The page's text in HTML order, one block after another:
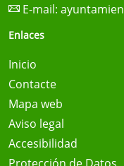
E-mail:
Enlaces
Inicio
Contacte
Mapa web
Aviso legal
Accesibilidad